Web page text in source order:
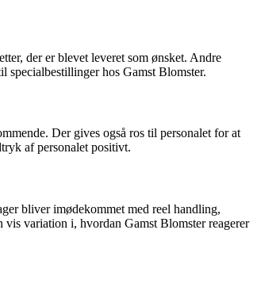
der er blevet leveret som ønsket. Andre
specialbestillinger hos Gamst Blomster.
Der gives også ros til personalet for at
af personalet positivt.
bliver imødekommet med reel handling,
variation i, hvordan Gamst Blomster reagerer